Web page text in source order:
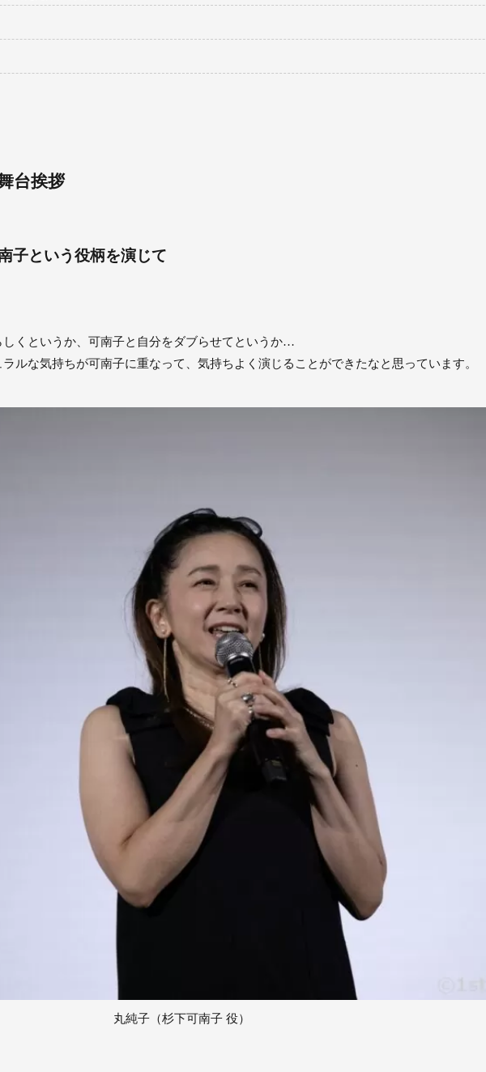
台挨拶
子という役柄を演じて
くというか、可南子と自分をダブらせてというか…
ルな気持ちが可南子に重なって、気持ちよく演じることができたなと思っています。
丸純子（杉下可南子 役）